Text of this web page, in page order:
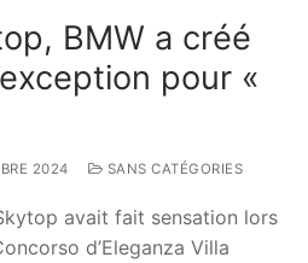
BMW a créé
pour «
2024 SANS CATÉGORIES
avait fait sensation lors
d’Eleganza Villa